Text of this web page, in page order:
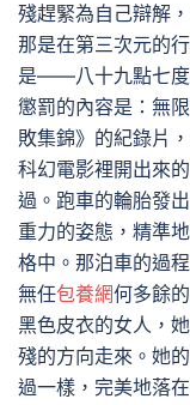
殘趕緊為自己辯解
那是在第三次元的
是——八十九點七度
懲罰的內容是：無
敗集錦》的紀錄片
科幻電影裡開出來
過。跑車的輪胎發
重力的姿態，精準
格中。那泊車的過
無任包養網何多餘
黑色皮衣的女人，
殘的方向走來。她
過一樣，完美地落